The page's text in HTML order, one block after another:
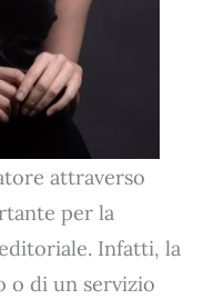
attraverso
per la
Infatti, la
o di un servizio